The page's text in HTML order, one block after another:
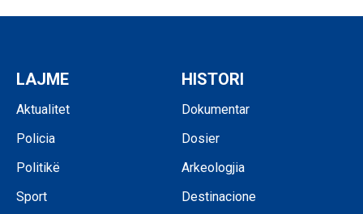
LAJME
Aktualitet
Policia
Politikë
Sport
HISTORI
Dokumentar
Dosier
Arkeologjia
Destinacione